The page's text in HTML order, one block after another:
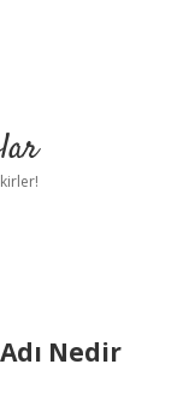
Nedir